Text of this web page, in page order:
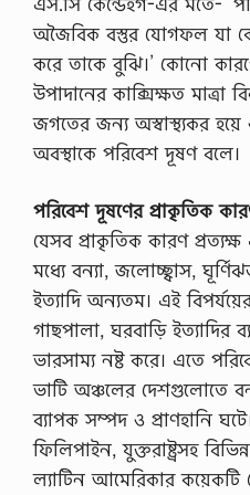
অজৈবিক বস্তুর যোগফল যা
করে তাকে বুঝি।’ কোনো
উপাদানের কাক্সিক্ষত মাত্রা
জগতের জন্য অস্বাস্থ্যকর হয়ে
অবস্থাকে পরিবেশ দূষণ বলে।
পরিবেশ দূষণের প্রাকৃতিক
যেসব প্রাকৃতিক কারণ
মধ্যে বন্যা, জলোচ্ছ্বাস,
ইত্যাদি অন্যতম। এই
গাছপালা, ঘরবাড়ি ইত্যাদির
ভারসাম্য নষ্ট করে। এতে
ভাটি অঞ্চলের দেশগুলোতে
ব্যাপক সম্পদ ও প্রাণহানি
ফিলিপাইন, যুক্তরাষ্ট্রসহ
ল্যাটিন আমেরিকার কয়েকটি